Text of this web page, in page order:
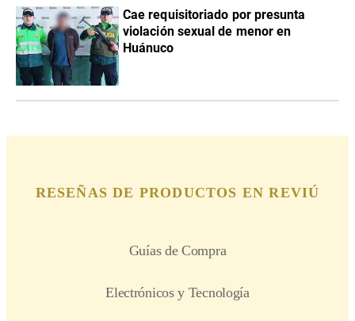
Cae requisitoriado por presunta
violación sexual de menor en
Huánuco